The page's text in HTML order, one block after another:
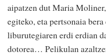
aipatzen dut Maria
egiteko, eta pertsonaia
liburutegiaren erdi erdian
dotorea… Pelikulan